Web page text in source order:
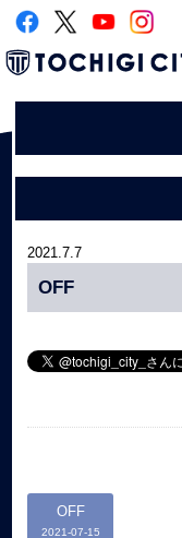
2021.7.7
OFF
OFF
2021-07-15